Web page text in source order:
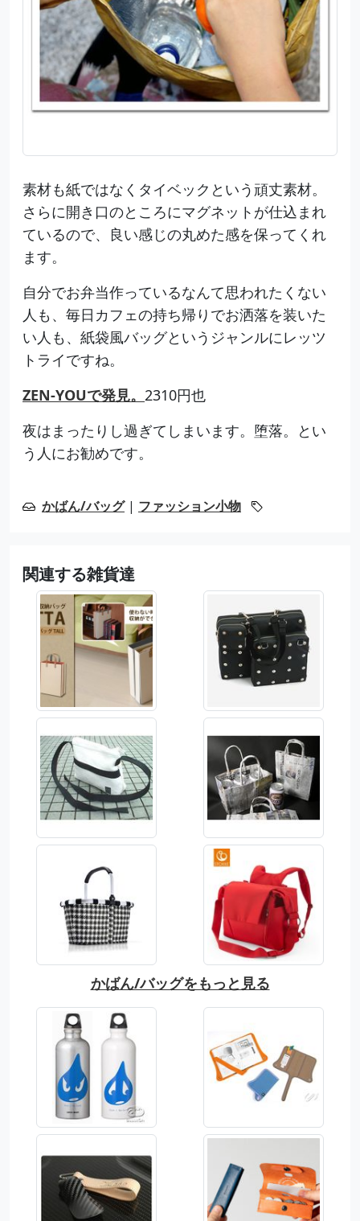
素材も紙ではなくタイベックという頑丈素材。
さらに開き口のところにマグネットが仕込まれ
ているので、良い感じの丸めた感を保ってくれ
ます。
自分でお弁当作っているなんて思われたくない
人も、毎日カフェの持ち帰りでお洒落を装いた
い人も、紙袋風バッグというジャンルにレッツ
トライですね。
ZEN-YOUで発見。 2310円也
夜はまったりし過ぎてしまいます。堕落。とい
う人にお勧めです。
かばん/バッグ| ファッション小物
関連する雑貨達
かばん/バッグをもっと見る